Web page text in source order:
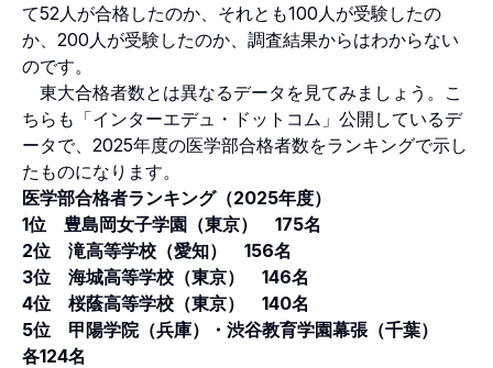
て52人が合格したのか、それとも100人が受験したの
か、200人が受験したのか、調査結果からはわからない
のです。
東大合格者数とは異なるデータを見てみましょう。こ
ちらも「インターエデュ・ドットコム」公開しているデ
ータで、2025年度の医学部合格者数をランキングで示し
たものになります。
医学部合格者ランキング（2025年度）
1位 豊島岡女子学園（東京） 175名
2位 滝高等学校（愛知） 156名
3位 海城高等学校（東京） 146名
4位 桜蔭高等学校（東京） 140名
5位 甲陽学院（兵庫）・渋谷教育学園幕張（千葉）
各124名